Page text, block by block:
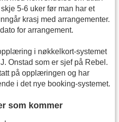
5-6 uker før man har et
krasj med arrangementer.
for arrangement.
i nøkkelkort-systemet
Onstad som er sjef på Rebel.
på opplæringen og har
i det nye booking-systemet.
som kommer